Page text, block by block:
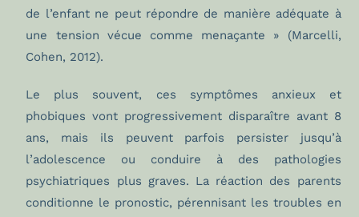
de l’enfant ne peut répondre de manière adéquate à
une tension vécue comme menaçante » (Marcelli,
Cohen, 2012).
Le plus souvent, ces symptômes anxieux et
phobiques vont progressivement disparaître avant 8
ans, mais ils peuvent parfois persister jusqu’à
l’adolescence ou conduire à des pathologies
psychiatriques plus graves. La réaction des parents
conditionne le pronostic, pérennisant les troubles en